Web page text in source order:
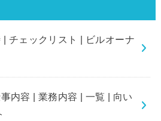
| チェックリスト | ビルオーナ
内容 | 業務内容 | 一覧 | 向い